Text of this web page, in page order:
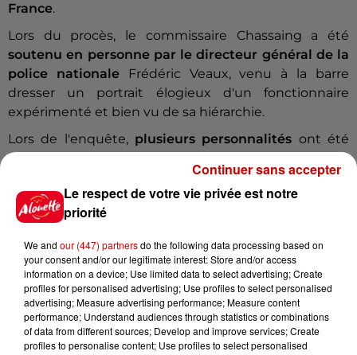
France.
Lors du procès, le commissaire Chassaing a été
soutenu en personne par le directeur général de la
police nationaleFrédéric Veaux, venu à la barre
dresser un portrait élogieux d'un fonctionnaire
expérimenté et bien vu de sa hiérarchie.
Lors de l'enquête, plusieurs personnalités ont été
témoins assistés ou mises en examen, dont le préfet
et la maire de Nantes, avant de bénéficier d'un non-
lieu.
Infos
17h06
Pape Léon XIV en France : quel
est son programme ?
Le respect de votre vie privée est notre
priorité
We and our (447) partnersdo the following data processing based on
your consent and/or our legitimate interest: Store and/or access
information on a device; Use limited data to select advertising; Create
profiles for personalised advertising; Use profiles to select personalised
advertising; Measure advertising performance; Measure content
performance; Understand audiences through statistics or combinations
of data from different sources; Develop and improve services; Create
profiles to personalise content; Use profiles to select personalised
Continuer sans accepter